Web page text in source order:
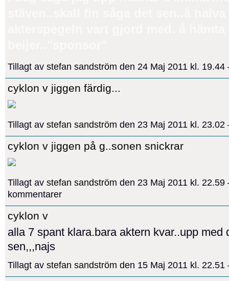
Tillagt av stefan sandström den 24 Maj 2011 kl.
cyklon v jiggen färdig...
Tillagt av stefan sandström den 23 Maj 2011 kl.
cyklon v jiggen på g..sonen snickrar
Tillagt av stefan sandström den 23 Maj 2011 kl.
kommentarer
cyklon v
alla 7 spant klara.bara aktern kvar..upp med
sen,,,najs
Tillagt av stefan sandström den 15 Maj 2011 kl.